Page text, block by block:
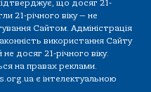
що досяг 21-
21-річного віку — не
Сайтом. Адміністрація
використання Сайту
досяг 21-річного віку.
на правах реклами.
є інтелектуальною